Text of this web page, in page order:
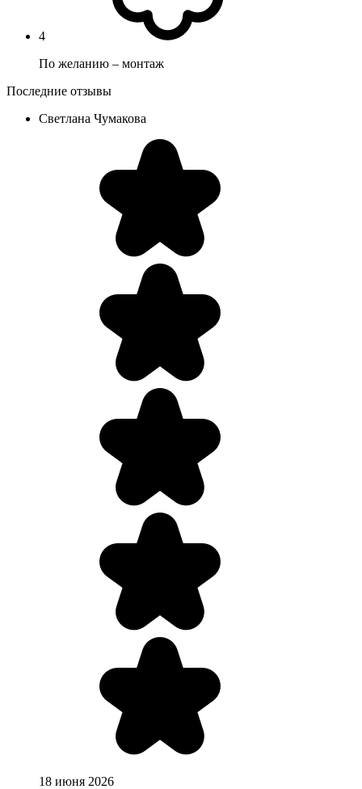
4
По желанию – монтаж
Последние отзывы
Светлана Чумакова
18 июня 2026